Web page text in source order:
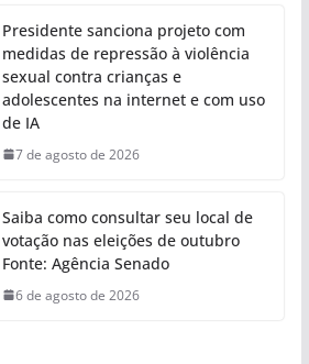
Presidente sanciona projeto com
medidas de repressão à violência
sexual contra crianças e
adolescentes na internet e com uso
de IA
7 de agosto de 2026
Saiba como consultar seu local de
votação nas eleições de outubro
Fonte: Agência Senado
6 de agosto de 2026